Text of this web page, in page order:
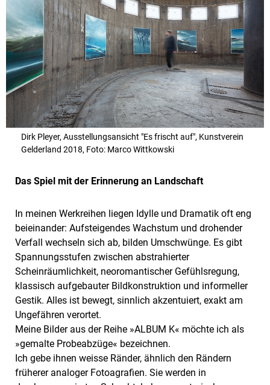
Dirk Pleyer, Ausstellungsansicht "Es frischt auf", Kunstverein
Gelderland 2018, Foto: Marco Wittkowski
Das Spiel mit der Erinnerung an Landschaft
In meinen Werkreihen liegen Idylle und Dramatik oft eng
beieinander: Aufsteigendes Wachstum und drohender
Verfall wechseln sich ab, bilden Umschwünge. Es gibt
Spannungsstufen zwischen abstrahierter
Scheinräumlichkeit, neoromantischer Gefühlsregung,
klassisch aufgebauter Bildkonstruktion und informeller
Gestik. Alles ist bewegt, sinnlich akzentuiert, exakt am
Ungefähren verortet.
Meine Bilder aus der Reihe »ALBUM K« möchte ich als
»gemalte Probeabzüge« bezeichnen.
Ich gebe ihnen weisse Ränder, ähnlich den Rändern
früherer analoger Fotoagrafien. Sie werden in